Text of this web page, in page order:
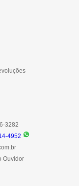
3282
4952
Ouvidor